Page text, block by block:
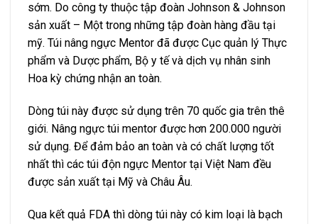
sớm. Do công ty thuộc tập đoàn Johnson & Johnson
sản xuất – Một trong những tập đoàn hàng đầu tại
mỹ. Túi nâng ngực Mentor đã được Cục quản lý Thực
phẩm và Dược phẩm, Bộ y tế và dịch vụ nhân sinh
Hoa kỳ chứng nhận an toàn.
Dòng túi này được sử dụng trên 70 quốc gia trên thê
giới. Nâng ngực túi mentor được hơn 200.000 người
sử dụng. Để đảm bảo an toàn và có chất lượng tốt
nhất thì các túi độn ngực Mentor tại Việt Nam đều
được sản xuất tại Mỹ và Châu Âu.
Qua kết quả FDA thì dòng túi này có kim loại là bạch